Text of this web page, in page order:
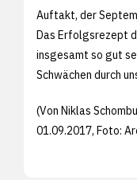
Auftakt, der
Das Erfolgsrezept
insgesamt so gut
Schwächen durch
(Von Niklas
01.09.2017, Foto: